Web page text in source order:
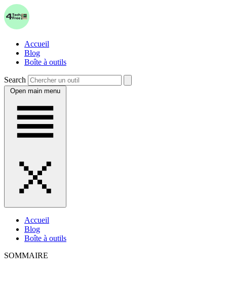
Accueil
Blog
Boîte à outils
Search
Open main menu
Accueil
Blog
Boîte à outils
SOMMAIRE